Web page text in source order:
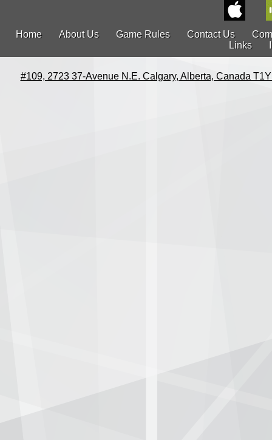
Home About Us Game Rules Contact Us
Links
#109, 2723 37-Avenue N.E. Calgary, Alberta, Canada